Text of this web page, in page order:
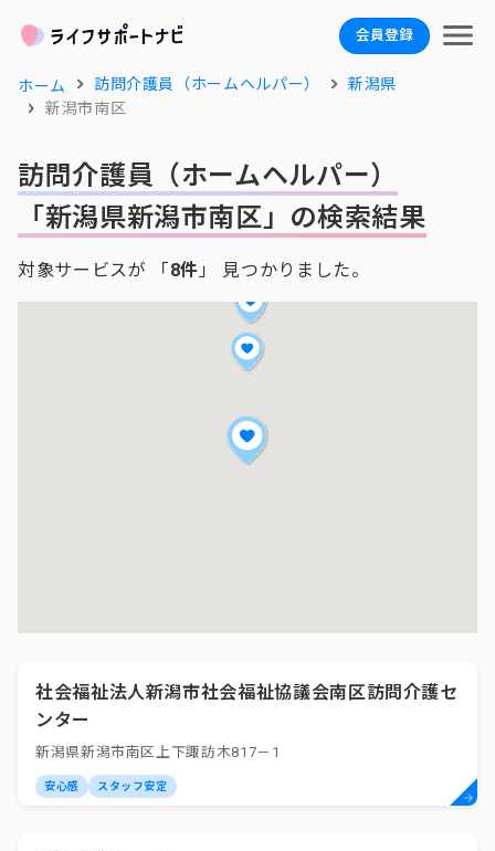
会員登録
ホーム 訪問介護員（ホームヘルパー）
新潟県
新潟市南区
訪問介護員（ホームヘルパー）
「新潟県新潟市南区」の検索結果
対象サービスが 「8件 」 見つかりました。
社会福祉法人新潟市社会福祉協議会南区訪問介護セ
ンター
新潟県新潟市南区上下諏訪木817－1
安心感 スタッフ安定